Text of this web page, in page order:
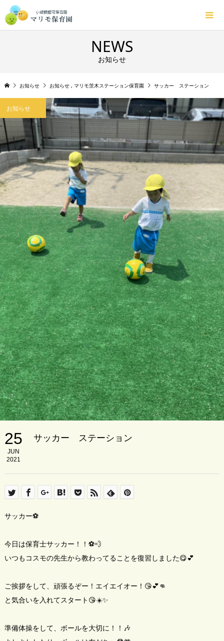
NEWS
お知らせ
お知らせ お知らせ , マリモ茨木ステーション保育園 サッカー ステーション
お知らせ
25
JUN
2021
サッカー ステーション
サッカー⚽️
今日は保育士サッカー！！⚽️💨
いつもコスモの先生から教わってることを復習しました😋💕
ご挨拶をして、頑張るぞー！エイエイオー！😘💕👊
と気合いを入れてスタート😘☀️✨
準備体操をして、ボールを大切に！！🎶